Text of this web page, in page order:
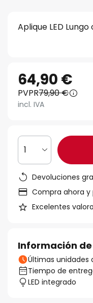
Aplique LED
64,90 €
PVPR79,90 €
incl. IVA
1
Devoluciones
Compra ahora y
Excelentes
Información
Últimas unidades
Tiempo de
LED integrado